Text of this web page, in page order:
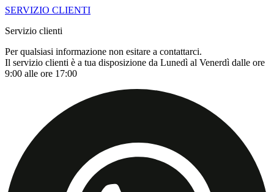
SERVIZIO CLIENTI
Servizio clienti
Per qualsiasi informazione non esitare a contattarci.
Il servizio clienti è a tua disposizione da Lunedì al Venerdì dalle ore
9:00 alle ore 17:00